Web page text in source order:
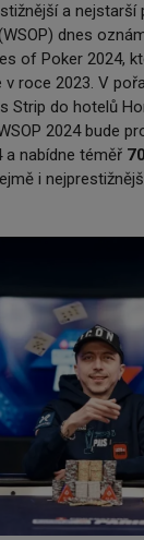
a nejstarší
dnes
of Poker 2024,
roce 2023. V
Strip do hotelů
2024 bude
a nabídne téměř
i